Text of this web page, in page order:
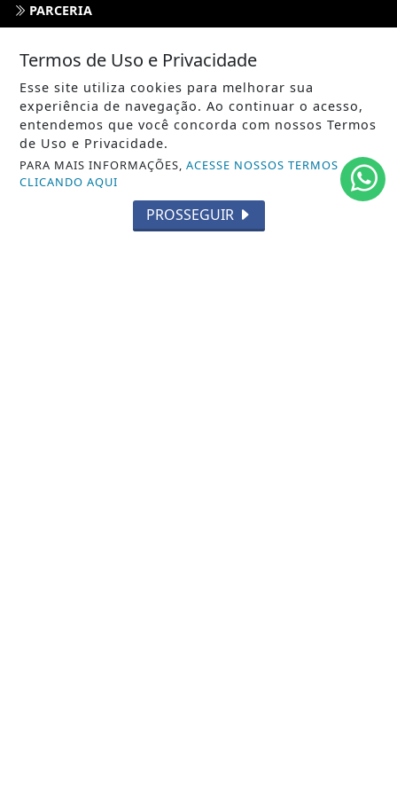
PARCERIA
CÂMARA DOS DEPUTADOS
AGÊNCIA DINO
SOCIEDADE
PREVISÃO DO TEMPO
Termos de Uso e Privacidade
Esse site utiliza cookies para melhorar sua
experiência de navegação. Ao continuar o acesso,
entendemos que você concorda com nossos Termos
de Uso e Privacidade.
PARA MAIS INFORMAÇÕES,ACESSE NOSSOS TERMOS
CLICANDO AQUI
PROSSEGUIR